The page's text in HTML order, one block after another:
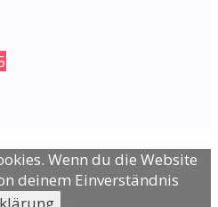
Wenn du die Website
deinem Einverständnis